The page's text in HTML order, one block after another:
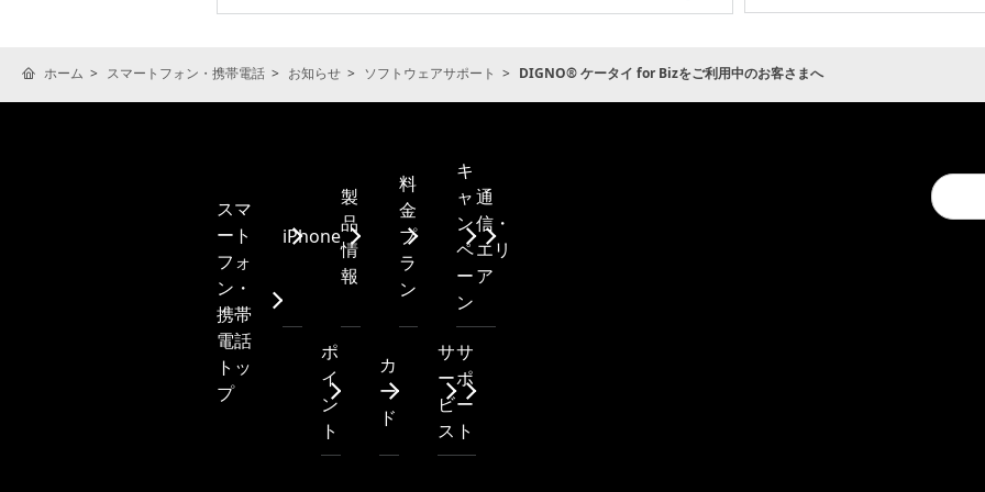
ホーム スマートフォン・携帯電話 お知らせ ソフトウェアサポート DIGNO® ケータイ for Bizをご利用中のお客さまへ
Conduct
a
search
スマ
ート
フォ
ン・
携帯
電話
トッ
プ
iPhone
製
品
情
報
料
金
プ
ラ
ン
キ
ャ
ン
ペ
ー
ン
通
信・
エリ
ア
ポ
イ
ン
ト
カ
ー
ド
サ
ー
ビ
ス
サ
ポ
ー
ト